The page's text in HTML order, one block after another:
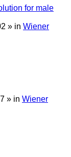
for male
» in Wiener
» in Wiener